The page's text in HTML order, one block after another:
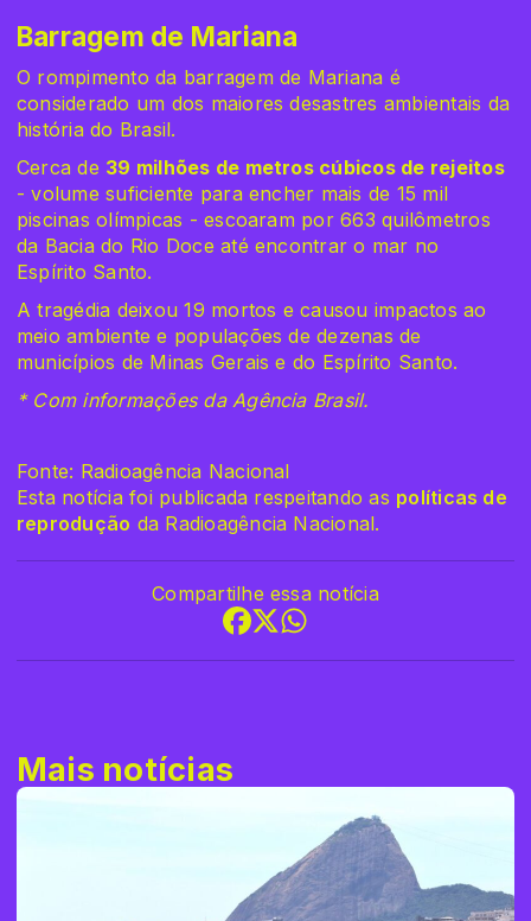
Barragem de Mariana
O rompimento da barragem de Mariana é
considerado um dos maiores desastres ambientais da
história do Brasil.
Cerca de 39 milhões de metros cúbicos de rejeitos
- volume suficiente para encher mais de 15 mil
piscinas olímpicas - escoaram por 663 quilômetros
da Bacia do Rio Doce até encontrar o mar no
Espírito Santo.
A tragédia deixou 19 mortos e causou impactos ao
meio ambiente e populações de dezenas de
municípios de Minas Gerais e do Espírito Santo.
* Com informações da Agência Brasil.
Fonte: Radioagência Nacional
Esta notícia foi publicada respeitando as políticas de
reprodução da Radioagência Nacional.
Compartilhe essa notícia
Mais notícias